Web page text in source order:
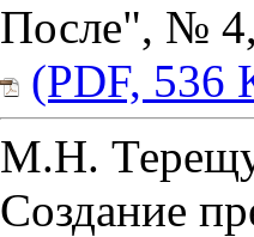
После", № 4,
(PDF, 536
М.Н.
Создание